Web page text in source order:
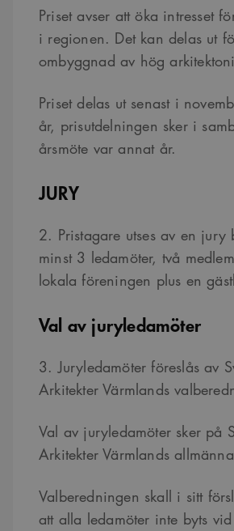
Priset avser att öka intresset
i regionen. Det kan delas ut
ombyggnad av hög
Priset delas ut senast i
år, prisutdelningen sker i
årsmöte var annat år.
JURY
2. Pristagare utses av en jury
minst 3 ledamöter, två
lokala föreningen plus en
Val av juryledamöter
3. Juryledamöter föreslås av
Arkitekter Värmlands
Val av juryledamöter sker på
Arkitekter Värmlands
Valberedningen skall i sitt
att alla ledamöter inte byts